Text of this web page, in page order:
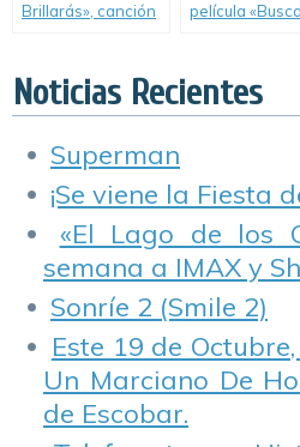
Brillarás», canción
Stoessel.
película
Noticias Recientes
Superman
¡Se viene la Fiesta
«El Lago de los
semana a IMAX y
Sonríe 2 (Smile 2)
Este 19 de
Un Marciano De
de Escobar.